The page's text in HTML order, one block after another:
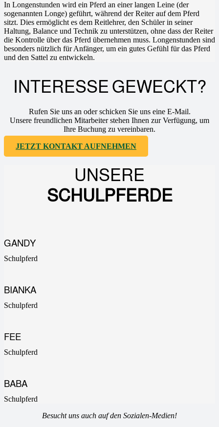
In Longenstunden wird ein Pferd an einer langen Leine (der
sogenannten Longe) geführt, während der Reiter auf dem Pferd
sitzt. Dies ermöglicht es dem Reitlehrer, den Schüler in seiner
Haltung, Balance und Technik zu unterstützen, ohne dass der Reiter
die Kontrolle über das Pferd übernehmen muss. Longenstunden sind
besonders nützlich für Anfänger, um ein gutes Gefühl für das Pferd
und den Sattel zu entwickeln.
INTERESSE GEWECKT?
Rufen Sie uns an oder schicken Sie uns eine E-Mail.
Unsere freundlichen Mitarbeiter stehen Ihnen zur Verfügung, um
Ihre Buchung zu vereinbaren.
JETZT KONTAKT AUFNEHMEN
UNSERE
SCHULPFERDE
GANDY
Schulpferd
BIANKA
Schulpferd
FEE
Schulpferd
BABA
Schulpferd
Besucht uns auch auf den Sozialen-Medien!